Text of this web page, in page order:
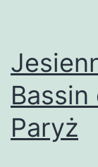
Paryż